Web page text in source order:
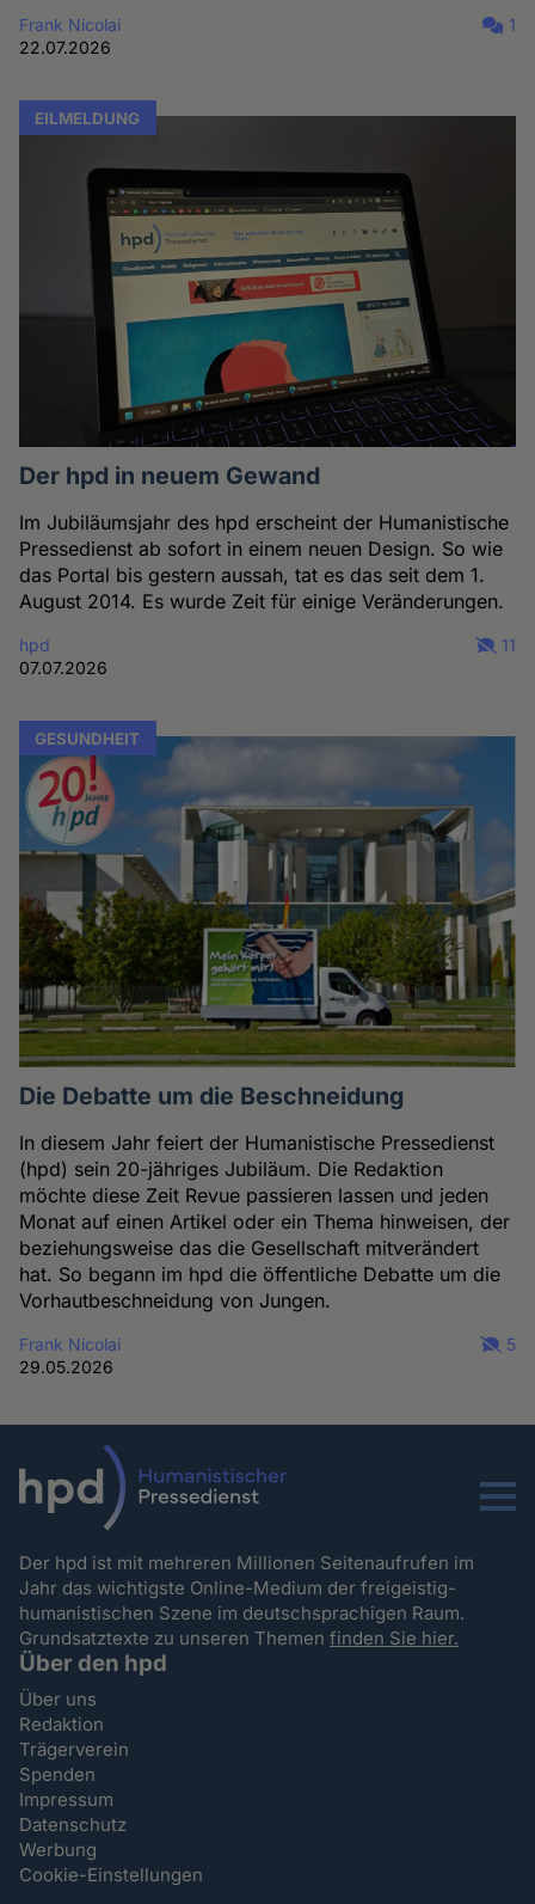
Frank Nicolai
22.07.2026
1
EILMELDUNG
Der hpd in neuem Gewand
Im Jubiläumsjahr des hpd erscheint der Humanistische
Pressedienst ab sofort in einem neuen Design. So wie
das Portal bis gestern aussah, tat es das seit dem 1.
August 2014. Es wurde Zeit für einige Veränderungen.
hpd
07.07.2026
11
GESUNDHEIT
Die Debatte um die Beschneidung
In diesem Jahr feiert der Humanistische Pressedienst
(hpd) sein 20-jähriges Jubiläum. Die Redaktion
möchte diese Zeit Revue passieren lassen und jeden
Monat auf einen Artikel oder ein Thema hinweisen, der
beziehungsweise das die Gesellschaft mitverändert
hat. So begann im hpd die öffentliche Debatte um die
Vorhautbeschneidung von Jungen.
Frank Nicolai
29.05.2026
5
Menu
Der hpd ist mit mehreren Millionen Seitenaufrufen im
Jahr das wichtigste Online-Medium der freigeistig-
humanistischen Szene im deutschsprachigen Raum.
Grundsatztexte zu unseren Themenfinden Sie hier.
Über den hpd
Über uns
Redaktion
Trägerverein
Spenden
Impressum
Datenschutz
Werbung
Cookie-Einstellungen